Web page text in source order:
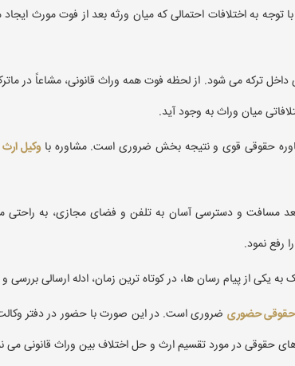
توجه به اختلافات احتمالی که میان ورثه بعد از فوت مورث
ترکه می شود. از لحظه فوت همه وراث قانونی، مشاعاً در
میان وراث به وجود آید.
حقوقی قوی و نتیجه بخش ضروری است. مشاوره باوکیل ارث
مسافت و دسترسی آسان به تلفن و فضای مجازی، به راحتی
رفع نمود.
به یکی از پیام رسان ها، در کوتاه ترین زمان، ادله ارسالی
حقوقی حضوری ضروری است. در این صورت با حضور در دفتر
حقوقی در مورد تقسیم ارث و حل اختلاف بین وراث قانونی می